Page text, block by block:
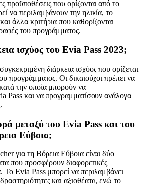
προϋποθέσεις που ορίζονται από το
να περιλαμβάνουν την ηλικία, το
άλλα κριτήρια που καθορίζονται
του προγράμματος.
ισχύος του Evia Pass 2023;
διάρκεια ισχύος που ορίζεται
προγράμματος. Οι δικαιούχοι πρέπει να
την οποία μπορούν να
Pass και να προγραμματίσουν ανάλογα
μεταξύ του Evia Pass και του
Εύβοια;
για τη Βόρεια Εύβοια είναι δύο
που προσφέρουν διαφορετικές
Το Evia Pass μπορεί να περιλαμβάνει
και αξιοθέατα, ενώ το